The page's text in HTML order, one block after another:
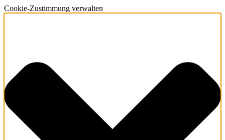
Cookie-Zustimmung verwalten